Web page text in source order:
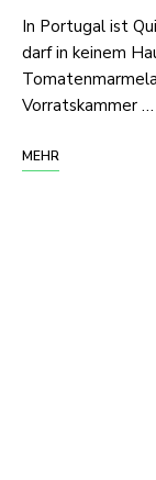
In Portugal ist
darf in keinem
Vorratskammer …
MEHR